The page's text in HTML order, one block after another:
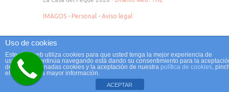
IMAGOS - Personal - Aviso legal
Tienda de bebés en Barakaldo, Santurce, Portugalete, Sestao, Basauri, Las
Arenas, LLodio, Amorebieta, Ampuero, Santander, Laredo, Colindres,
Torrelavega, Santoña
Uso de cookies
Este sitio web utiliza cookies para que usted tenga la mejor experiencia de
usuario. Si continúa navegando está dando su consentimiento para la
de las mencionadas cookies y la aceptación de nuestra política de cookies,
el enlace para mayor información.
ACEPTAR